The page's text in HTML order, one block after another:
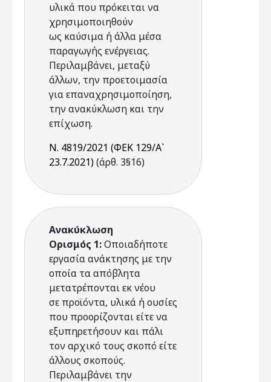
υλικά που πρόκειται να
χρησιμοποιηθούν
ως καύσιμα ή άλλα μέσα
παραγωγής ενέργειας.
Περιλαμβάνει, μεταξύ
άλλων, την προετοιμασία
για επαναχρησιμοποίηση,
την ανακύκλωση και την
επίχωση.
Ν. 4819/2021 (ΦΕΚ 129/Α`
23.7.2021)(άρθ. 3§16)
Ανακύκλωση
Ορισμός 1:Οποιαδήποτε
εργασία ανάκτησης με την
οποία τα απόβλητα
μετατρέπονται εκ νέου
σε προϊόντα, υλικά ή ουσίες
που προορίζονται είτε να
εξυπηρετήσουν και πάλι
τον αρχικό τους σκοπό είτε
άλλους σκοπούς.
Περιλαμβάνει την